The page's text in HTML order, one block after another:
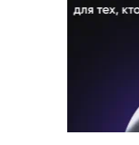
СВЕТСКИЕ НОВОСТИ